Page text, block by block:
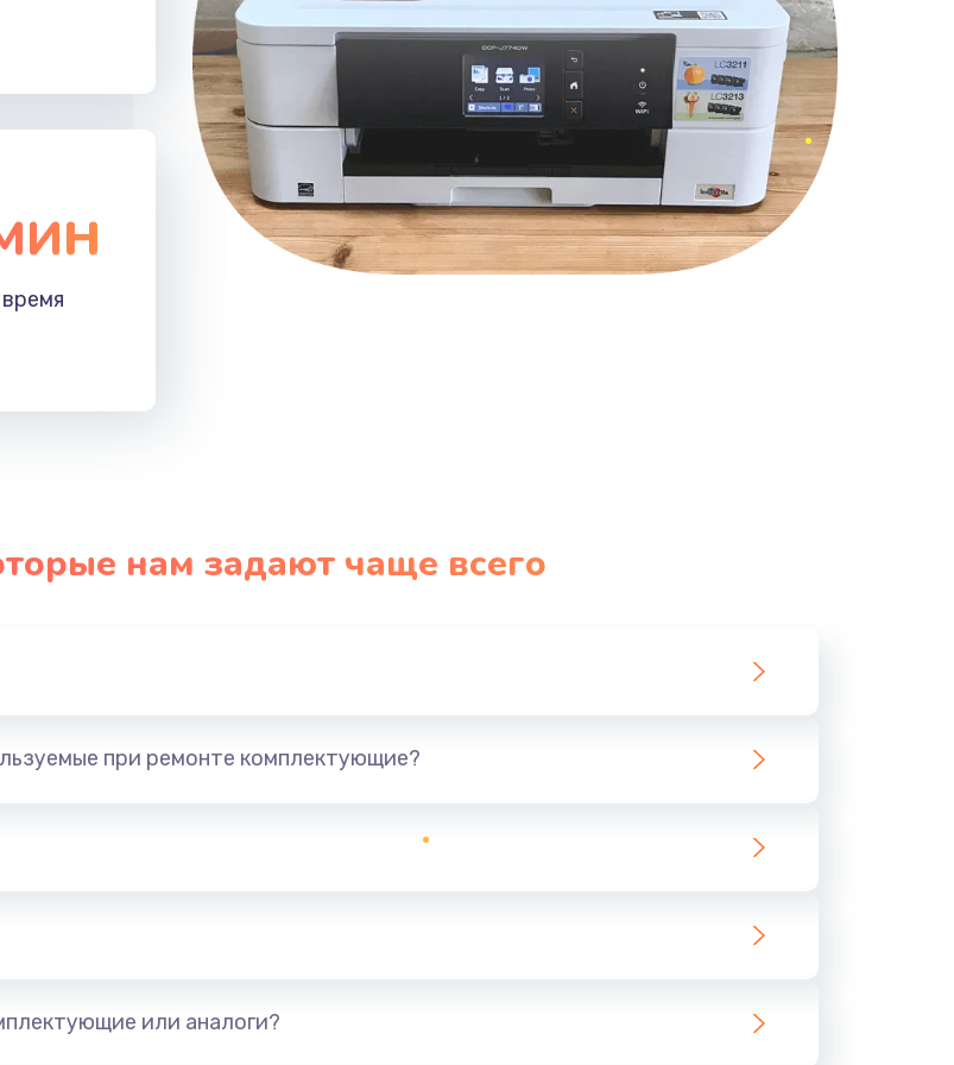
нам задают чаще всего
при ремонте комплектующие?
или аналоги?